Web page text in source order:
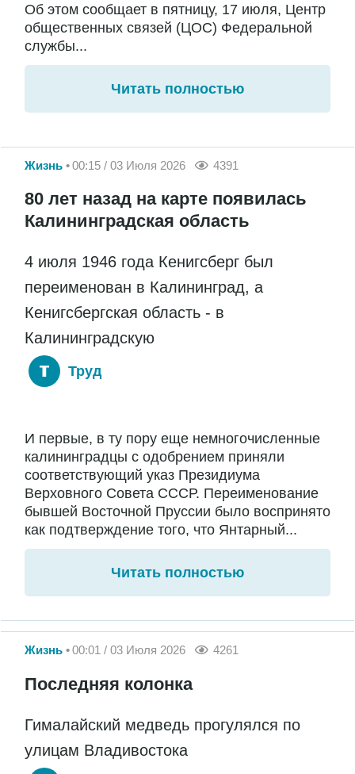
Об этом сообщает в пятницу, 17 июля, Центр
общественных связей (ЦОС) Федеральной
службы...
Читать полностью
Жизнь 00:15 / 03 Июля 2026 4391
80 лет назад на карте появилась
Калининградская область
4 июля 1946 года Кенигсберг был
переименован в Калининград, а
Кенигсбергская область - в
Калининградскую
Труд
И первые, в ту пору еще немногочисленные
калининградцы с одобрением приняли
соответствующий указ Президиума
Верховного Совета СССР. Переименование
бывшей Восточной Пруссии было воспринято
как подтверждение того, что Янтарный...
Читать полностью
Жизнь 00:01 / 03 Июля 2026 4261
Последняя колонка
Гималайский медведь прогулялся по
улицам Владивостока